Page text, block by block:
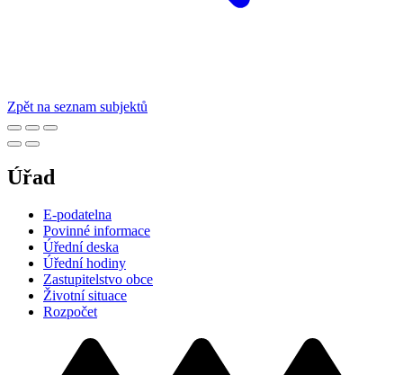
Zpět na seznam subjektů
Úřad
E-podatelna
Povinné informace
Úřední deska
Úřední hodiny
Zastupitelstvo obce
Životní situace
Rozpočet